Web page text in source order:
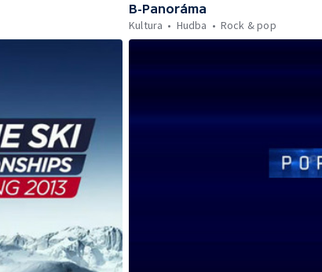
B-Panoráma
Kultura
Hudba Rock & pop